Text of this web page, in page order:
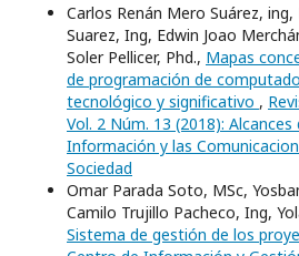
Carlos Renán Mero Suárez,
Suarez, Ing, Edwin Joao
Soler Pellicer, Phd., Mapas
de programación de
tecnológico y significativo ,
Vol. 2 Núm. 13 (2018):
Información y las
Sociedad
Omar Parada Soto, MSc,
Camilo Trujillo Pacheco, Ing,
Sistema de gestión de los